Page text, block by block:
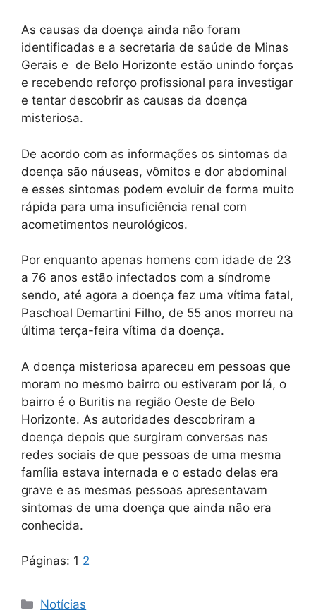
As causas da doença ainda não foram
identificadas e a secretaria de saúde de Minas
Gerais e de Belo Horizonte estão unindo forças
e recebendo reforço profissional para investigar
e tentar descobrir as causas da doença
misteriosa.
De acordo com as informações os sintomas da
doença são náuseas, vômitos e dor abdominal
e esses sintomas podem evoluir de forma muito
rápida para uma insuficiência renal com
acometimentos neurológicos.
Por enquanto apenas homens com idade de 23
a 76 anos estão infectados com a síndrome
sendo, até agora a doença fez uma vítima fatal,
Paschoal Demartini Filho, de 55 anos morreu na
última terça-feira vítima da doença.
A doença misteriosa apareceu em pessoas que
moram no mesmo bairro ou estiveram por lá, o
bairro é o Buritis na região Oeste de Belo
Horizonte. As autoridades descobriram a
doença depois que surgiram conversas nas
redes sociais de que pessoas de uma mesma
família estava internada e o estado delas era
grave e as mesmas pessoas apresentavam
sintomas de uma doença que ainda não era
conhecida.
Páginas: 1 2
Categorias
Notícias